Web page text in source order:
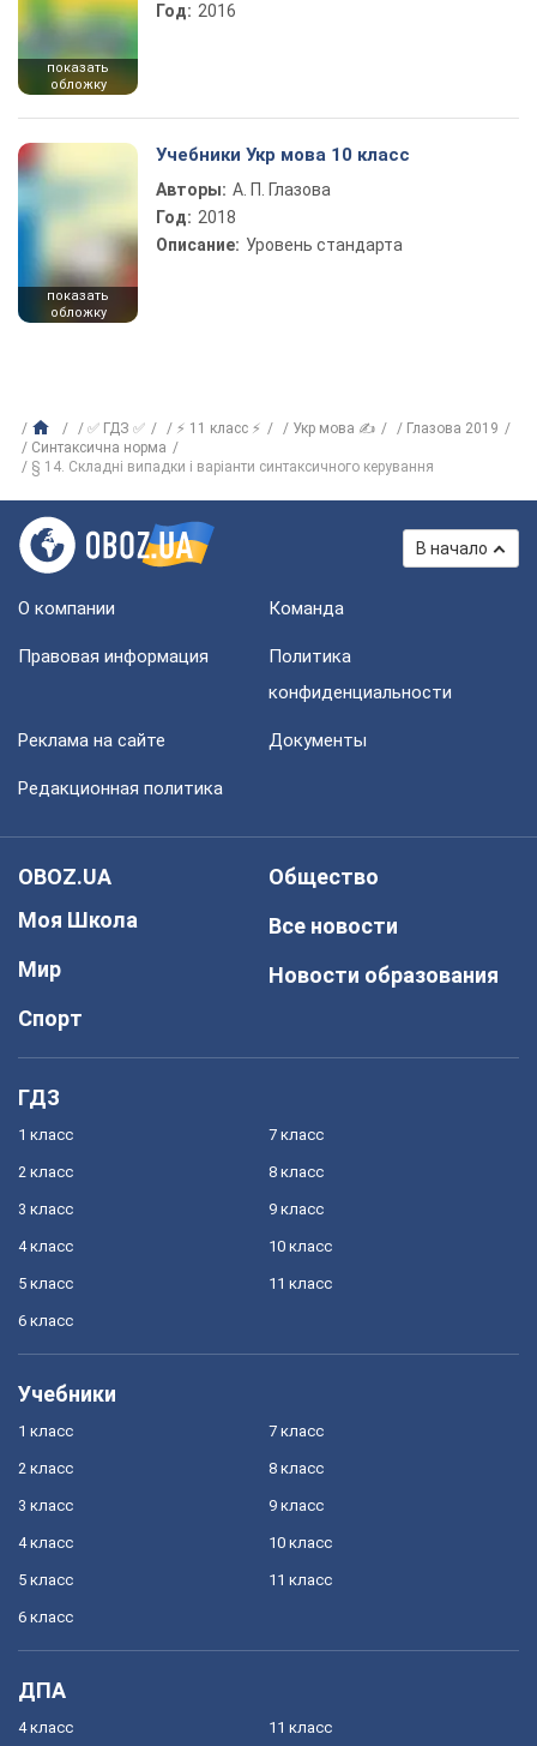
показать
обложку
Год: 2016
показать
обложку
Учебники Укр мова 10 класс
Авторы: А. П. Глазова
Год: 2018
Описание: Уровень стандарта
✅ ГДЗ ✅ ⚡ 11 класс ⚡ Укр мова ✍
Глазова 2019
Синтаксична норма
§ 14. Складні випадки і варіанти синтаксичного керування
В начало
О компании Команда
Правовая информация
Политика
конфиденциальности
Реклама на сайте Документы
Редакционная политика
OBOZ.UA
Моя Школа
Мир
Спорт
Общество
Все новости
Новости образования
ГДЗ
1 класс
2 класс
3 класс
4 класс
5 класс
6 класс
7 класс
8 класс
9 класс
10 класс
11 класс
Учебники
1 класс
2 класс
3 класс
4 класс
5 класс
6 класс
7 класс
8 класс
9 класс
10 класс
11 класс
ДПА
4 класс 11 класс